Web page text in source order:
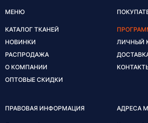
МЕНЮ
КАТАЛОГ ТКАНЕЙ
НОВИНКИ
РАСПРОДАЖА
О КОМПАНИИ
ОПТОВЫЕ СКИДКИ
ЛИЧНЫЙ
ПРАВОВАЯ ИНФОРМАЦИЯ АДРЕСА